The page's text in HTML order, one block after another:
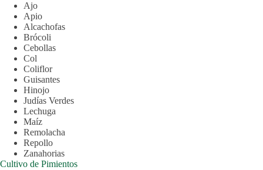
Ajo
Apio
Alcachofas
Brócoli
Cebollas
Col
Coliflor
Guisantes
Hinojo
Judías Verdes
Lechuga
Maíz
Remolacha
Repollo
Zanahorias
Cultivo de Pimientos